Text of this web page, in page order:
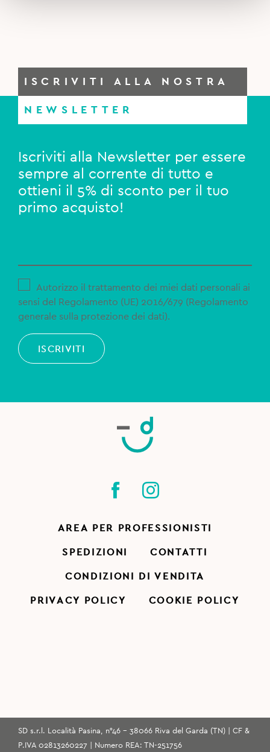
ISCRIVITI ALLA NOSTRA
NEWSLETTER
Iscriviti alla Newsletter per essere
sempre al corrente di tutto e
ottieni il 5% di sconto per il tuo
primo acquisto!
Autorizzo il trattamento dei miei dati personali ai
sensi del Regolamento (UE) 2016/679 (Regolamento
generale sulla protezione dei dati).
ISCRIVITI
AREA PER PROFESSIONISTI
SPEDIZIONI CONTATTI
CONDIZIONI DI VENDITA
PRIVACY POLICY COOKIE POLICY
SD s.r.l. Località Pasina, n°46 - 38066 Riva del Garda (TN) | CF &
P.IVA 02813260227 | Numero REA: TN-251756